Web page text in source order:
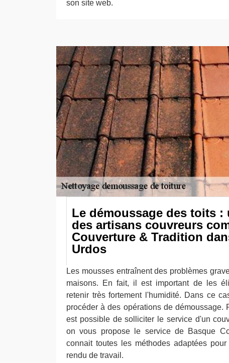
son site web.
Le démoussage des toits :
des artisans couvreurs
Couverture & Tradition
Urdos
Les mousses entraînent des problèmes
maisons. En fait, il est important de les
retenir très fortement l'humidité. Dans ce
procéder à des opérations de démoussage.
est possible de solliciter le service d'un
on vous propose le service de Basque
connait toutes les méthodes adaptées
rendu de travail.